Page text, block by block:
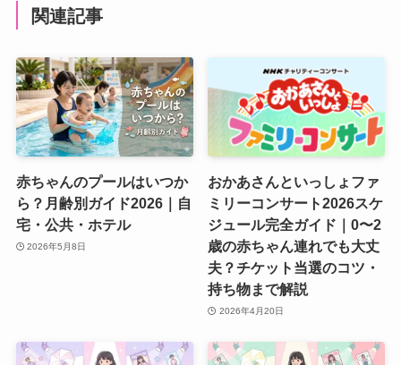
関連記事
赤ちゃんのプールはいつか
ら？月齢別ガイド2026｜自
宅・公共・ホテル
2026年5月8日
おかあさんといっしょファ
ミリーコンサート2026スケ
ジュール完全ガイド｜0〜2
歳の赤ちゃん連れでも大丈
夫？チケット当選のコツ・
持ち物まで解説
2026年4月20日